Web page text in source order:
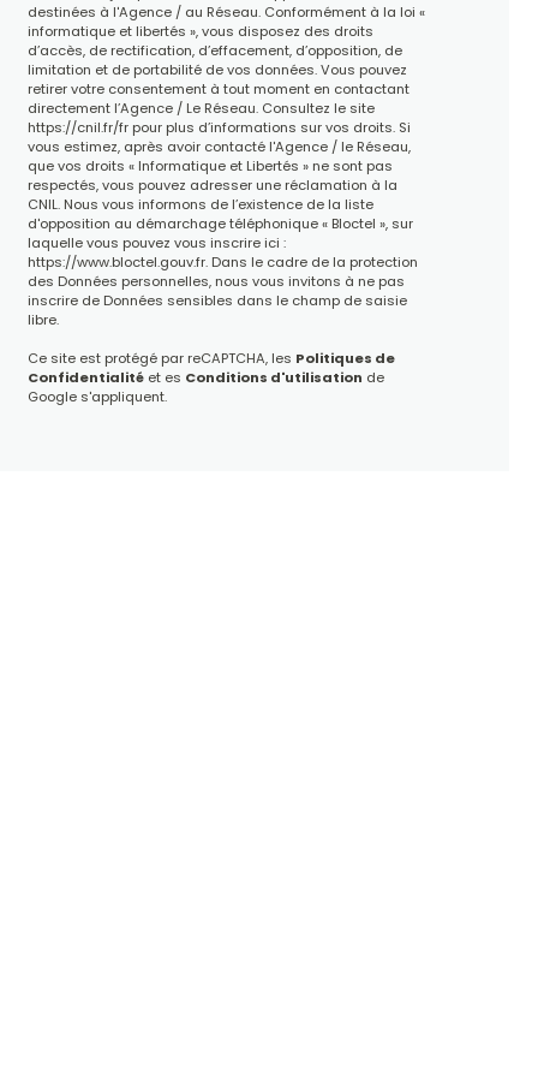
destinées à l'Agence / au Réseau. Conformément à la loi «
informatique et libertés », vous disposez des droits
d’accès, de rectification, d’effacement, d’opposition, de
limitation et de portabilité de vos données. Vous pouvez
retirer votre consentement à tout moment en contactant
directement l’Agence / Le Réseau. Consultez le site
https://cnil.fr/frpour plus d’informations sur vos droits. Si
vous estimez, après avoir contacté l'Agence / le Réseau,
que vos droits « Informatique et Libertés » ne sont pas
respectés, vous pouvez adresser une réclamation à la
CNIL. Nous vous informons de l’existence de la liste
d'opposition au démarchage téléphonique « Bloctel », sur
laquelle vous pouvez vous inscrire ici :
https://www.bloctel.gouv.fr. Dans le cadre de la protection
des Données personnelles, nous vous invitons à ne pas
inscrire de Données sensibles dans le champ de saisie
libre.
Ce site est protégé par reCAPTCHA, les Politiques de
Confidentialitéet es Conditions d'utilisation de
Google s'appliquent.